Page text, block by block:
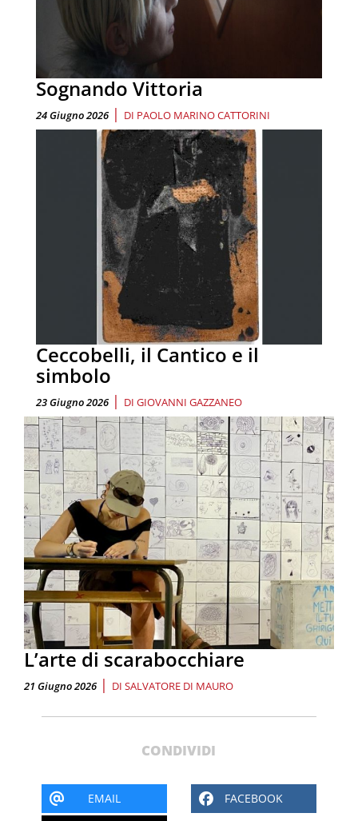
Sognando Vittoria
24 Giugno 2026 | DI PAOLO MARINO CATTORINI
Ceccobelli, il Cantico e il
simbolo
23 Giugno 2026 | DI GIOVANNI GAZZANEO
L’arte di scarabocchiare
21 Giugno 2026 | DI SALVATORE DI MAURO
CONDIVIDI
EMAIL FACEBOOK